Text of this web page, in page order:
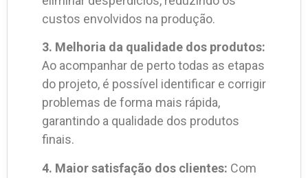
custos envolvidos na produção.
3. Melhoria da qualidade dos produtos:
Ao acompanhar de perto todas as etapas
do projeto, é possível identificar e corrigir
problemas de forma mais rápida,
garantindo a qualidade dos produtos
finais.
4. Maior satisfação dos clientes: Com